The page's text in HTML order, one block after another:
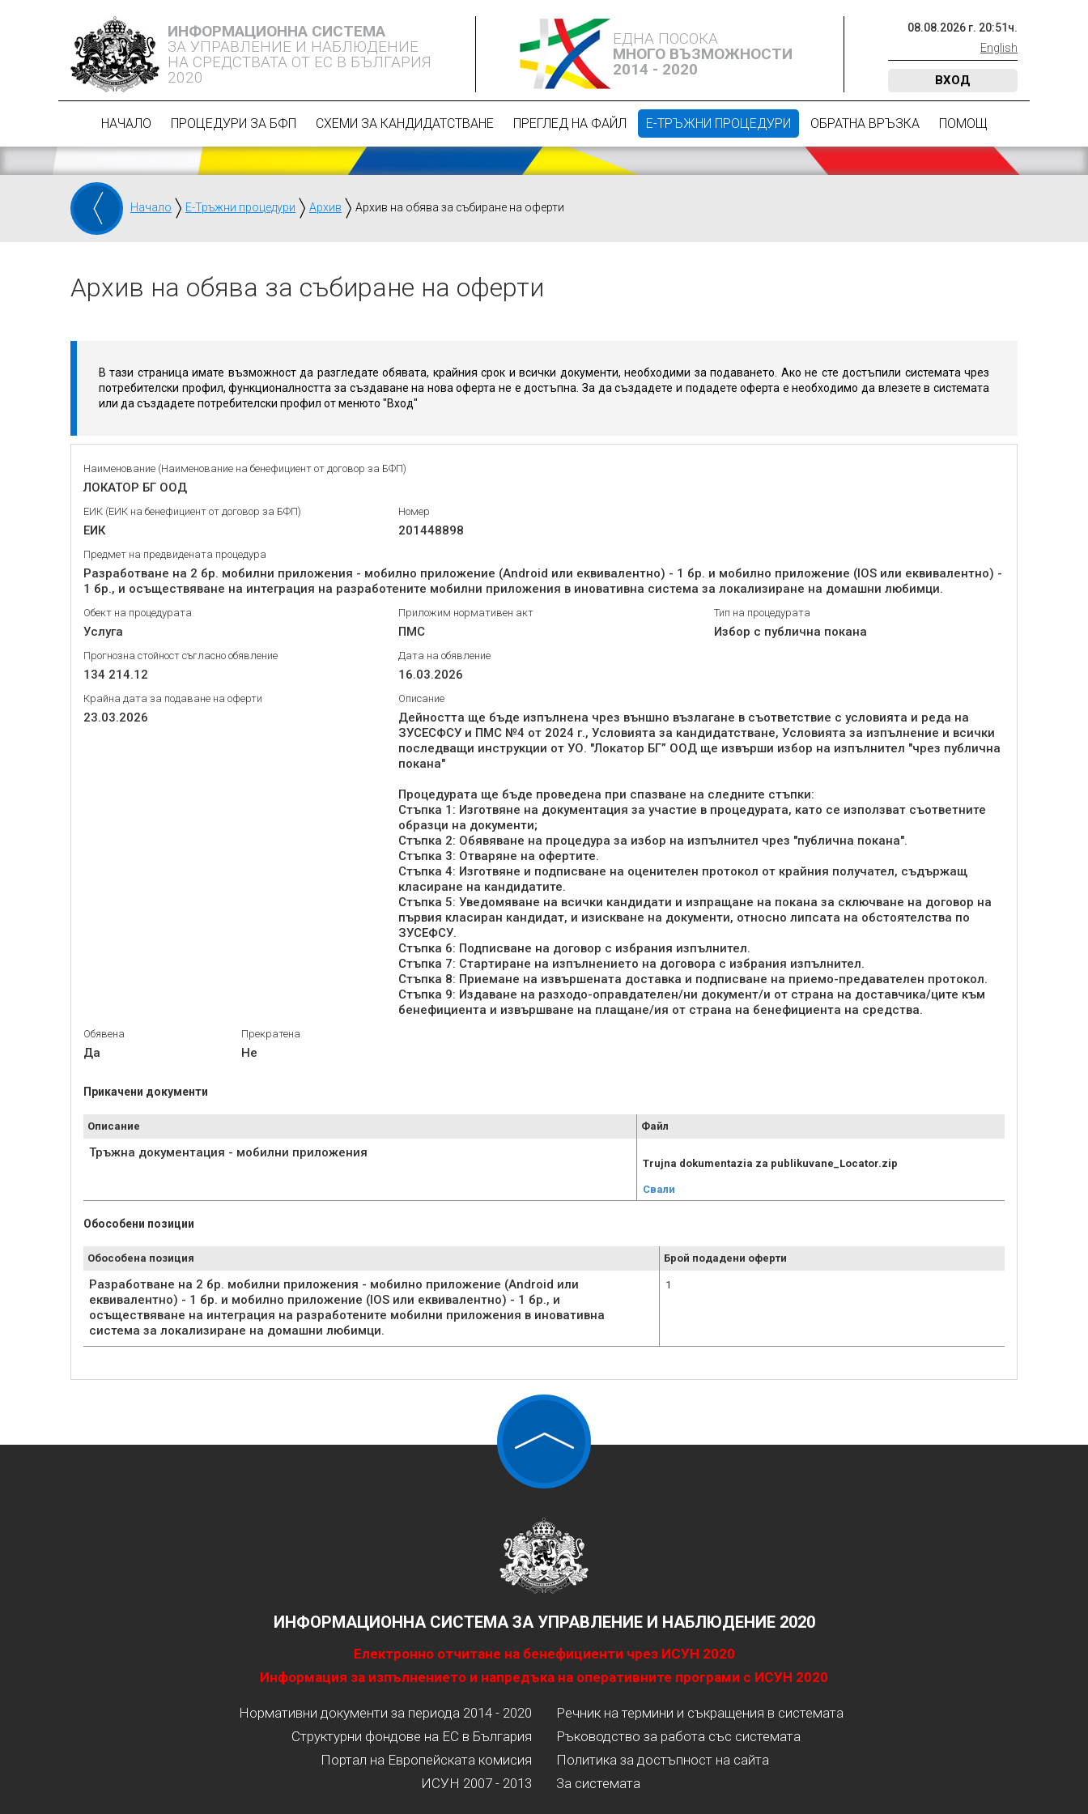
ИНФОРМАЦИОННА СИСТЕМА
ЗА УПРАВЛЕНИЕ И НАБЛЮДЕНИЕ
НА СРЕДСТВАТА ОТ ЕС В БЪЛГАРИЯ
2020
ЕДНА ПОСОКА
МНОГО ВЪЗМОЖНОСТИ
2014 - 2020
08.08.2026 г. 20:51 ч.
English
ВХОД
НАЧАЛО ПРОЦЕДУРИ ЗА БФП СХЕМИ ЗА КАНДИДАТСТВАНЕ ПРЕГЛЕД НА ФАЙЛ Е-ТРЪЖНИ ПРОЦЕДУРИ ОБРАТНА ВРЪЗКА ПОМОЩ
Начало Е-Тръжни процедури Архив Архив на обява за събиране на оферти
Архив на обява за събиране на оферти
В тази страница имате възможност да разгледате обявата, крайния срок и всички документи, необходими за подаването. Ако не сте достъпили системата чрез
потребителски профил, функционалността за създаване на нова оферта не е достъпна. За да създадете и подадете оферта е необходимо да влезете в системата
или да създадете потребителски профил от менюто "Вход"
Наименование (Наименование на бенефициент от договор за БФП)
ЛОКАТОР БГ ООД
ЕИК (ЕИК на бенефициент от договор за БФП)
ЕИК
Номер
201448898
Предмет на предвидената процедура
Разработване на 2 бр. мобилни приложения - мобилно приложение (Android или еквивалентно) - 1 бр. и мобилно приложение (IOS или еквивалентно) -
1 бр., и осъществяване на интеграция на разработените мобилни приложения в иновативна система за локализиране на домашни любимци.
Обект на процедурата
Услуга
Приложим нормативен акт
ПМС
Тип на процедурата
Избор с публична покана
Прогнозна стойност съгласно обявление
134 214.12
Дата на обявление
16.03.2026
Крайна дата за подаване на оферти
23.03.2026
Описание
Дейността ще бъде изпълнена чрез външно възлагане в съответствие с условията и реда на
ЗУСЕСФСУ и ПМС №4 от 2024 г., Условията за кандидатстване, Условията за изпълнение и всички
последващи инструкции от УО. "Локатор БГ” ООД ще извърши избор на изпълнител "чрез публична
покана"
Процедурата ще бъде проведена при спазване на следните стъпки:
Стъпка 1: Изготвяне на документация за участие в процедурата, като се използват съответните
образци на документи;
Стъпка 2: Обявяване на процедура за избор на изпълнител чрез "публична покана".
Стъпка 3: Отваряне на офертите.
Стъпка 4: Изготвяне и подписване на оценителен протокол от крайния получател, съдържащ
класиране на кандидатите.
Стъпка 5: Уведомяване на всички кандидати и изпращане на покана за сключване на договор на
първия класиран кандидат, и изискване на документи, относно липсата на обстоятелства по
ЗУСЕФСУ.
Стъпка 6: Подписване на договор с избрания изпълнител.
Стъпка 7: Стартиране на изпълнението на договора с избрания изпълнител.
Стъпка 8: Приемане на извършената доставка и подписване на приемо-предавателен протокол.
Стъпка 9: Издаване на разходо-оправдателен/ни документ/и от страна на доставчика/ците към
бенефициента и извършване на плащане/ия от страна на бенефициента на средства.
Обявена
Да
Прекратена
Не
Прикачени документи
Описание Файл
Тръжна документация - мобилни приложения
Trujna dokumentazia za publikuvane_Locator.zip
Свали
Обособени позиции
Обособена позиция Брой подадени оферти
Разработване на 2 бр. мобилни приложения - мобилно приложение (Android или
еквивалентно) - 1 бр. и мобилно приложение (IOS или еквивалентно) - 1 бр., и
осъществяване на интеграция на разработените мобилни приложения в иновативна
система за локализиране на домашни любимци.
1
ИНФОРМАЦИОННА СИСТЕМА ЗА УПРАВЛЕНИЕ И НАБЛЮДЕНИЕ 2020
Електронно отчитане на бенефициенти чрез ИСУН 2020
Информация за изпълнението и напредъка на оперативните програми с ИСУН 2020
Нормативни документи за периода 2014 - 2020
Структурни фондове на ЕС в България
Портал на Европейската комисия
ИСУН 2007 - 2013
Речник на термини и съкращения в системата
Ръководство за работа със системата
Политика за достъпност на сайта
За системата